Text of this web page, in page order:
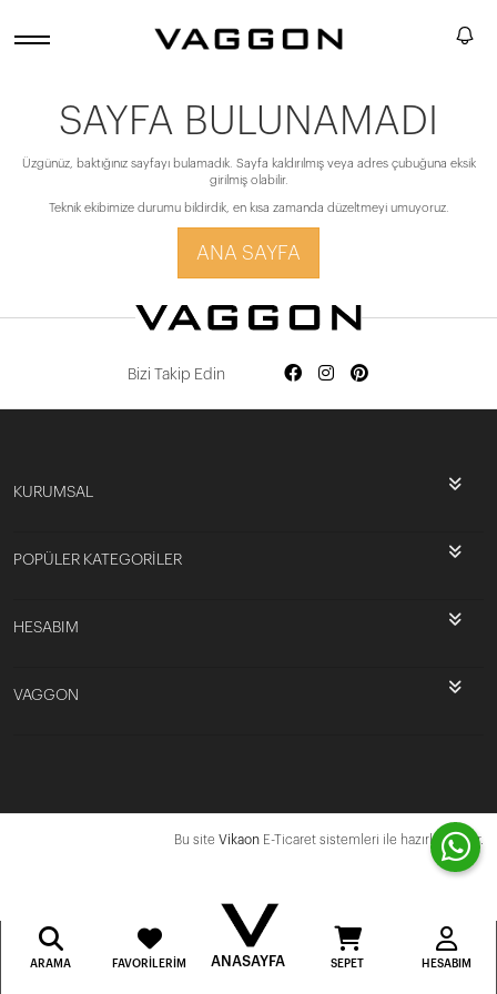
SAYFA BULUNAMADI
Üzgünüz, baktığınız sayfayı bulamadık. Sayfa kaldırılmış veya adres çubuğuna eksik
girilmiş olabilir.
Teknik ekibimize durumu bildirdik, en kısa zamanda düzeltmeyi umuyoruz.
ANA SAYFA
Bizi Takip Edin
KURUMSAL
POPÜLER KATEGORİLER
HESABIM
VAGGON
Bu site Vikaon E-Ticaret sistemleri ile hazırlanmıştır.
ARAMA FAVORILERIM ANASAYFA SEPET HESABIM